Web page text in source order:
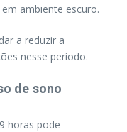
ambiente escuro.
a reduzir a
nesse período.
de sono
horas pode